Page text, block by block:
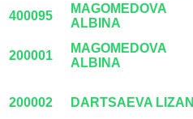
400095
MAGOMEDOVA
ALBINA
200001
MAGOMEDOVA
ALBINA
200002 DARTSAEVA LIZAN